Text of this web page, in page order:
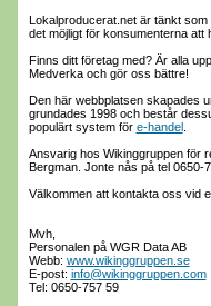
Lokalproducerat.net är tänkt
det möjligt för konsumenterna att
Finns ditt företag med? Är alla
Medverka och gör oss bättre!
Den här webbplatsen skapades
grundades 1998 och består
populärt system för e-handel.
Ansvarig hos Wikinggruppen för
Bergman. Jonte nås på tel 0650-
Välkommen att kontakta oss vid
Mvh,
Personalen på WGR Data AB
Webb: www.wikinggruppen.se
E-post: info@wikinggruppen.com
Tel: 0650-757 59